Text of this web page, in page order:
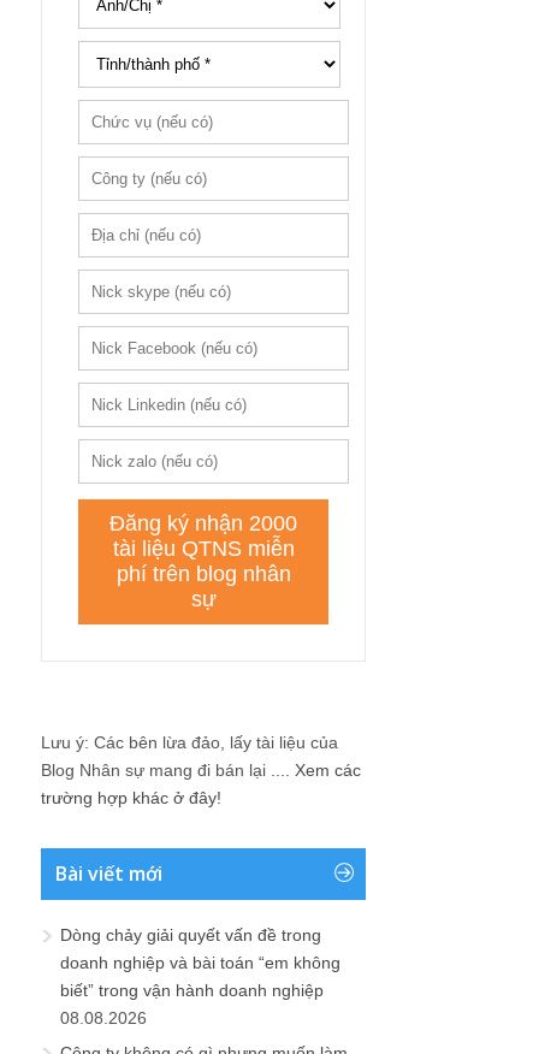
Lưu ý: Các bên lừa đảo, lấy tài liệu của
Blog Nhân sự mang đi bán lại .... Xem các
trường hợp khác ở đây!
Bài viết mới
Dòng chảy giải quyết vấn đề trong
doanh nghiệp và bài toán “em không
biết” trong vận hành doanh nghiệp
08.08.2026